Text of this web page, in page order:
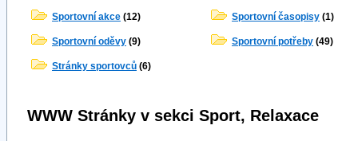
Sportovní akce (12) Sportovní časopisy (1)
Sportovní oděvy (9) Sportovní potřeby (49)
Stránky sportovců (6)
WWW Stránky v sekci Sport, Relaxace